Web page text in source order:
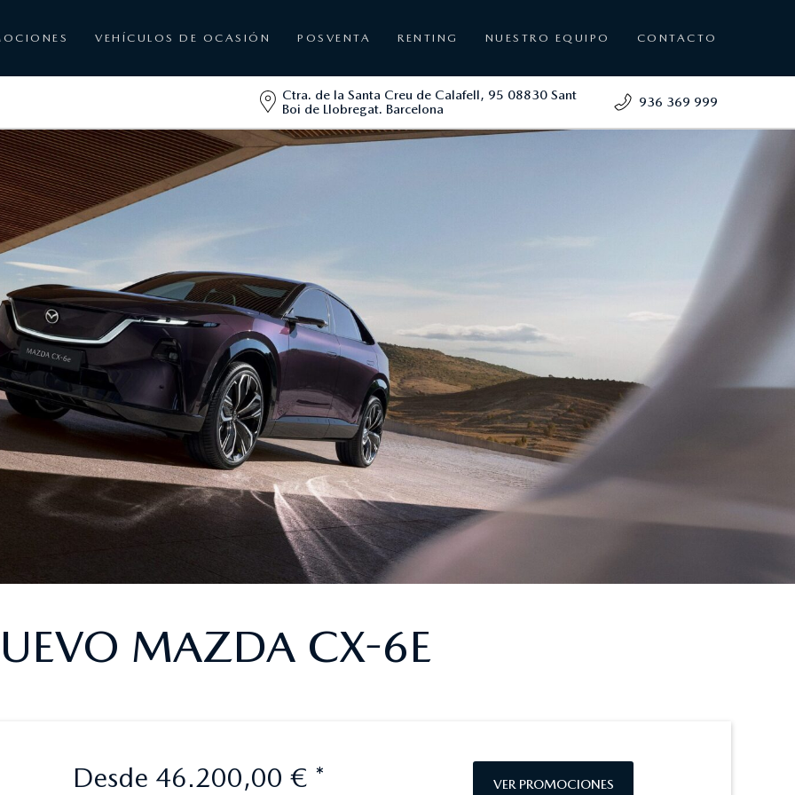
VEHÍCULOS DE OCASIÓN POSVENTA RENTING NUESTRO EQUIPO CONTACTO
Ctra. de la Santa Creu de Calafell, 95 08830 Sant
Boi de Llobregat. Barcelona
936 369 999
MAZDA CX-6E
Desde 46.200,00 € * VER PROMOCIONES